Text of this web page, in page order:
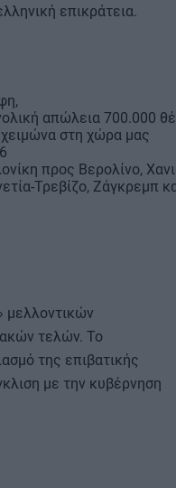
επικράτεια.
απώλεια 700.000
χειμώνα στη χώρα μας
προς Βερολίνο,
Τρεβίζο, Ζάγκρεμπ
μελλοντικών
τελών. Το
της επιβατικής
με την κυβέρνηση